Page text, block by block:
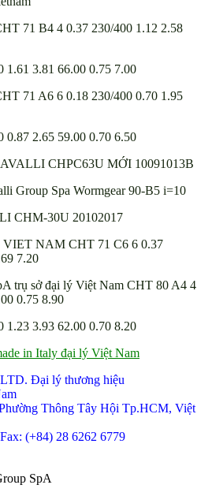
71 B4 4 0.37 230/400 1.12 2.58
1.61 3.81 66.00 0.75 7.00
71 A6 6 0.18 230/400 0.70 1.95
0.87 2.65 59.00 0.70 6.50
CHPC63U MỚI 10091013B
Group Spa Wormgear 90-B5 i=10
CHM-30U 20102017
NAM CHT 71 C6 6 0.37
7.20
trụ sở đại lý Việt Nam CHT 80 A4 4
0.75 8.90
1.23 3.93 62.00 0.70 8.20
in Italy đại lý Việt Nam
Đại lý thương hiệu
Thông Tây Hội Tp.HCM, Việt
(+84) 28 6262 6779
SpA